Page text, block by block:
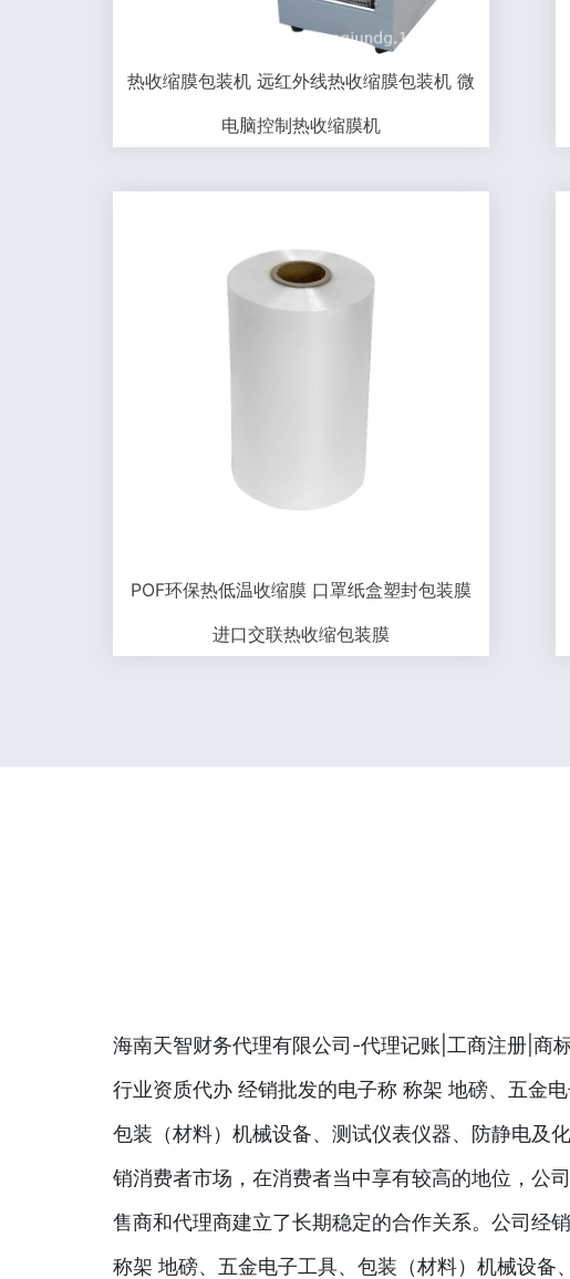
热收缩膜包装机 远红外线热收缩膜包装机 微
电脑控制热收缩膜机
POF环保热低温收缩膜 口罩纸盒塑封包装膜
进口交联热收缩包装膜
海南天智财务代理有限公司-代理记账|工商注册|商
行业资质代办 经销批发的电子称 称架 地磅、五金电
包装（材料）机械设备、测试仪表仪器、防静电及
销消费者市场，在消费者当中享有较高的地位，公
售商和代理商建立了长期稳定的合作关系。公司经
称架 地磅、五金电子工具、包装（材料）机械设备